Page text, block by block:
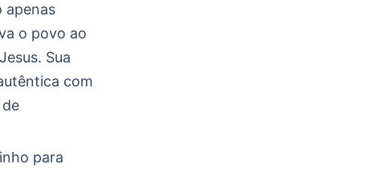
apenas
o povo ao
Sua
com
para